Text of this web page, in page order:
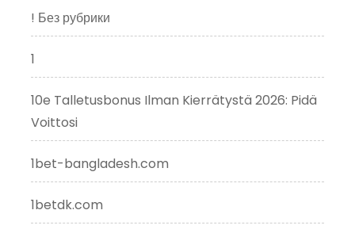
! Без рубрики
1
10e Talletusbonus Ilman Kierrätystä 2026: Pidä
Voittosi
1bet-bangladesh.com
1betdk.com